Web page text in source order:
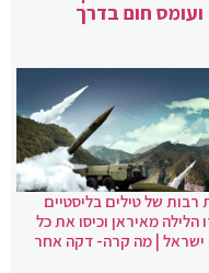
חום בדרך
רבות של טילים בליסטיים
הלילה מאיראן וכיסו את כל
| מה קרה- דקה אחר